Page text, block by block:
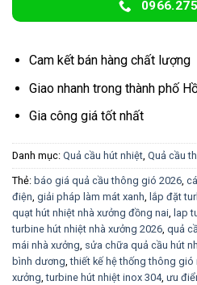
Cam kết bán hàng chất lượng
Giao nhanh trong thành phố
Gia công giá tốt nhất
Danh mục: Quả cầu hút nhiệt, Quả cầu
Thẻ: báo giá quả cầu thông gió 2026,
điện, giải pháp làm mát xanh, lắp đặt
quạt hút nhiệt nhà xưởng đồng nai, lap
turbine hút nhiệt nhà xưởng 2026, quả
mái nhà xưởng, sửa chữa quả cầu hút
bình dương,thiết kế hệ thống thông gió
xưởng,turbine hút nhiệt inox 304, ưu